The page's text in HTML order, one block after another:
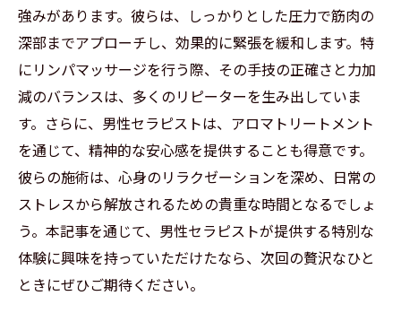
強みがあります。彼らは、しっかりとした圧力で筋肉の
深部までアプローチし、効果的に緊張を緩和します。特
にリンパマッサージを行う際、その手技の正確さと力加
減のバランスは、多くのリピーターを生み出していま
す。さらに、男性セラピストは、アロマトリートメント
を通じて、精神的な安心感を提供することも得意です。
彼らの施術は、心身のリラクゼーションを深め、日常の
ストレスから解放されるための貴重な時間となるでしょ
う。本記事を通じて、男性セラピストが提供する特別な
体験に興味を持っていただけたなら、次回の贅沢なひと
ときにぜひご期待ください。